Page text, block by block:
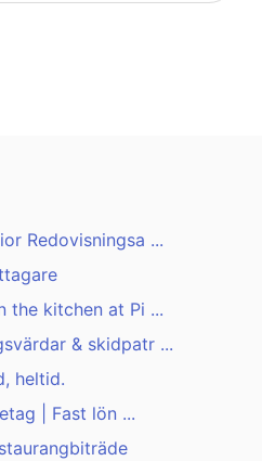
Redovisningsa ...
the kitchen at Pi ...
& skidpatr ...
heltid.
| Fast lön ...